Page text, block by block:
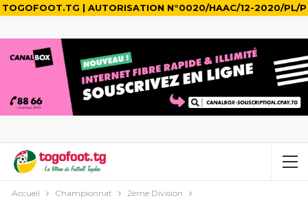
TOGOFOOT.TG | AUTORISATION N°0020/HAAC/12-2020/PL/P
Accueil Championnat 2ème Division